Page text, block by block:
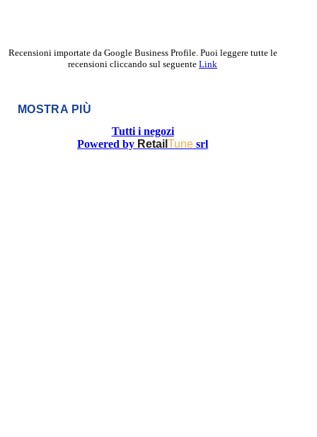
Recensioni importate da Google Business Profile. Puoi leggere tutte le
recensioni cliccando sul seguenteLink
MOSTRA PIÙ
Tutti i negozi
Powered by RetailTune srl